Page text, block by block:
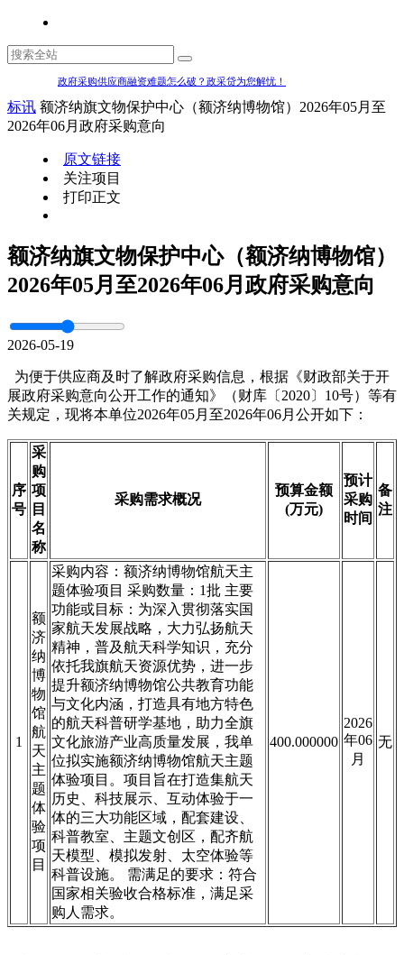
政府采购供应商融资难题怎么破？政采贷为您解忧！
标讯 额济纳旗文物保护中心（额济纳博物馆）2026年05月至
2026年06月政府采购意向
原文链接
关注项目
打印正文
额济纳旗文物保护中心（额济纳博物馆）
2026年05月至2026年06月政府采购意向
2026-05-19
为便于供应商及时了解政府采购信息，根据《财政部关于开
展政府采购意向公开工作的通知》（财库〔2020〕10号）等有
关规定，现将本单位2026年05月至2026年06月公开如下：
序
号
采
购
项
目
名
称
采购需求概况
预算金额
(万元)
预计
采购
时间
备
注
1
额
济
纳
博
物
馆
航
天
主
题
体
验
项
目
采购内容：额济纳博物馆航天主
题体验项目 采购数量：1批 主要
功能或目标：为深入贯彻落实国
家航天发展战略，大力弘扬航天
精神，普及航天科学知识，充分
依托我旗航天资源优势，进一步
提升额济纳博物馆公共教育功能
与文化内涵，打造具有地方特色
的航天科普研学基地，助力全旗
文化旅游产业高质量发展，我单
位拟实施额济纳博物馆航天主题
体验项目。项目旨在打造集航天
历史、科技展示、互动体验于一
体的三大功能区域，配套建设、
科普教室、主题文创区，配齐航
天模型、模拟发射、太空体验等
科普设施。 需满足的要求：符合
国家相关验收合格标准，满足采
购人需求。
400.000000
2026
年06
月
无